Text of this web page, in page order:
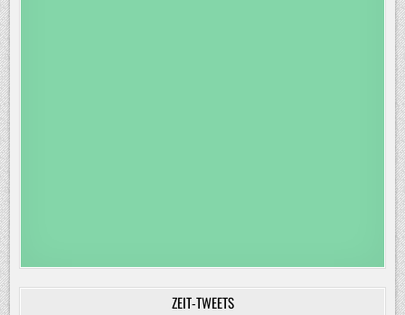
ZEIT-TWEETS